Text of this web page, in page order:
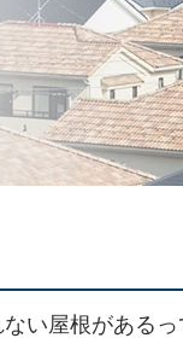
い屋根がある